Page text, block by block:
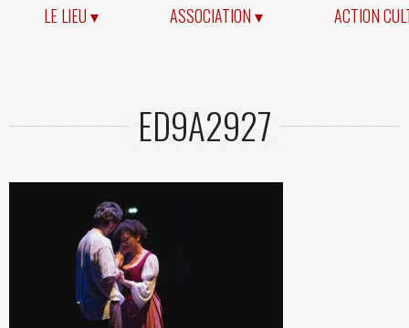
LE LIEU ▾ ASSOCIATION ▾ ACTION
ED9A2927